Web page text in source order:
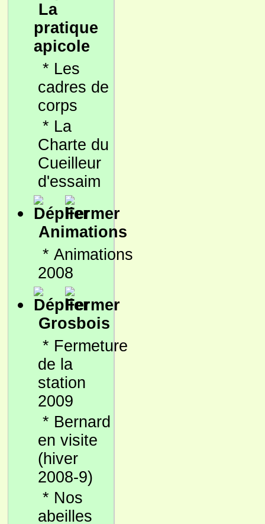
La
pratique
apicole
* Les
cadres de
corps
* La
Charte du
Cueilleur
d'essaim
Animations
* Animations
2008
Grosbois
* Fermeture
de la
station
2009
* Bernard
en visite
(hiver
2008-9)
* Nos
abeilles